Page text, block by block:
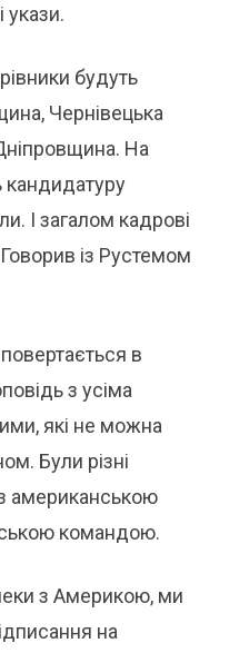
укази.
будуть
Чернівецька
На
кандидатуру
І загалом кадрові
із Рустемом
в
з усіма
які не можна
Були різні
американською
командою.
з Америкою, ми
на